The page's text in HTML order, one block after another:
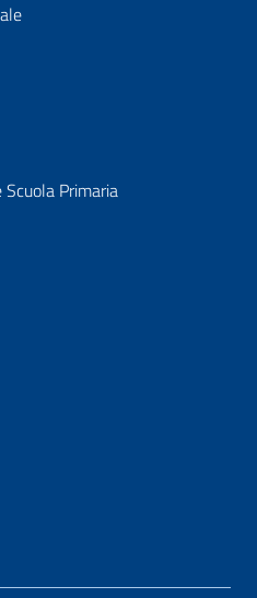
Primaria